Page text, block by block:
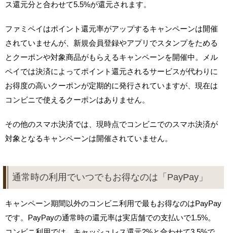
ス還元分と合わせて5.5%が還元されます。
ファミペイはポイント還元率がアップするキャンペーンは開催
されていませんが、新規会員登録やアプリでスタンプをためる
とクーポンや対象商品がもらえるキャンペーンを開催中。メル
ペイでは決済によってポイント還元されるサービスが代わりに
お得度の高いクーポンが定期的に発行されていますが、現在は
コンビニで使えるクーポンはありません。
その他のスマホ決済では、現時点でコンビニでのスマホ決済が
対象となるキャンペーンは開催されていません。
通常時の利用でいつでもお得なのは「PayPay」
キャンペーン期間以外のコンビニ利用で最もお得なのはPayPay
です。PayPayの通常時の還元率は実店舗での支払いで1.5%。